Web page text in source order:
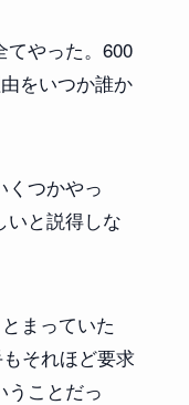
てやった。600
をいつか誰か
くつかやっ
いと説得しな
まっていた
それほど要求
うことだっ